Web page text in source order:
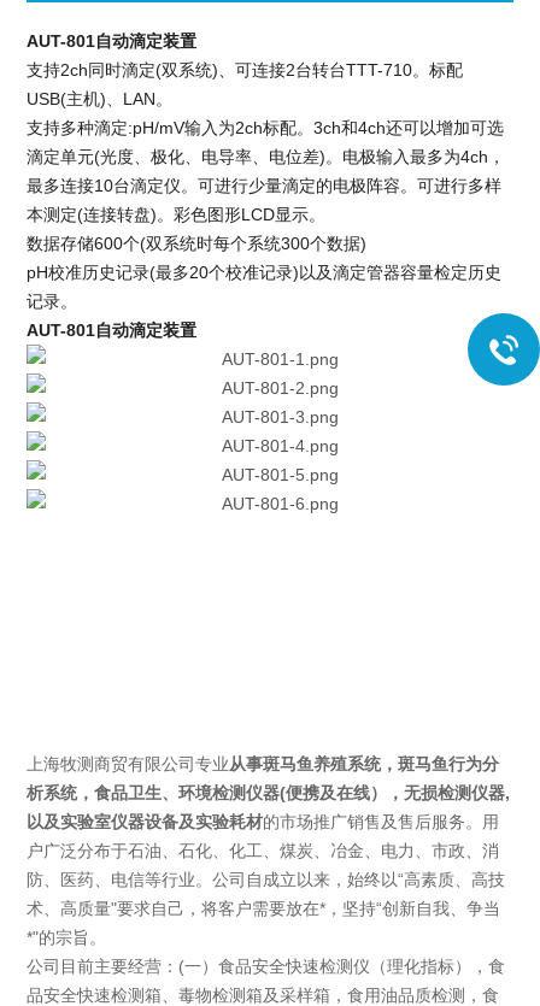
AUT-801自动滴定装置
支持2ch同时滴定(双系统)、可连接2台转台TTT-710。标配
USB(主机)、LAN。
支持多种滴定:pH/mV输入为2ch标配。3ch和4ch还可以增加可选
滴定单元(光度、极化、电导率、电位差)。电极输入最多为4ch，
最多连接10台滴定仪。可进行少量滴定的电极阵容。可进行多样
本测定(连接转盘)。彩色图形LCD显示。
数据存储600个(双系统时每个系统300个数据)
pH校准历史记录(最多20个校准记录)以及滴定管器容量检定历史
记录。
AUT-801自动滴定装置
上海牧测商贸有限公司专业从事斑马鱼养殖系统，斑马鱼行为分
析系统，食品卫生、环境检测仪器(便携及在线），无损检测仪器,
以及实验室仪器设备及实验耗材的市场推广销售及售后服务。用
户广泛分布于石油、石化、化工、煤炭、冶金、电力、市政、消
防、医药、电信等行业。公司自成立以来，始终以“高素质、高技
术、高质量"要求自己，将客户需要放在*，坚持“创新自我、争当
*"的宗旨。
公司目前主要经营：(一）食品安全快速检测仪（理化指标），食
品安全快速检测箱、毒物检测箱及采样箱，食用油品质检测，食